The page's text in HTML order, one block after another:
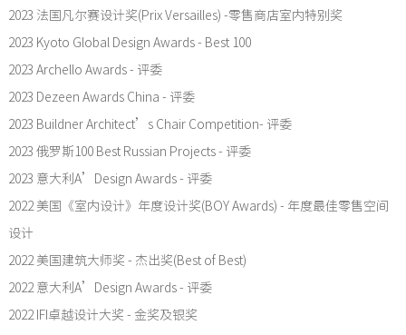
2023 法国凡尔赛设计奖(Prix Versailles) -零售商店室内特别奖
2023 Kyoto Global Design Awards - Best 100
2023 Archello Awards - 评委
2023 Dezeen Awards China - 评委
2023 Buildner Architect’s Chair Competition- 评委
2023 俄罗斯100 Best Russian Projects - 评委
2023 意大利A’Design Awards - 评委
2022 美国《室内设计》年度设计奖(BOY Awards) - 年度最佳零售空间
设计
2022 美国建筑大师奖 - 杰出奖(Best of Best)
2022 意大利A’Design Awards - 评委
2022 IFI卓越设计大奖 - 金奖及银奖